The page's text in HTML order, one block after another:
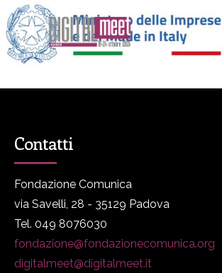
Contatti
Fondazione Comunica
via Savelli, 28 - 35129 Padova
Tel. 049 8076030
fondazione@fondazionecomunica.org
digitalmeet@digitalmeet.it